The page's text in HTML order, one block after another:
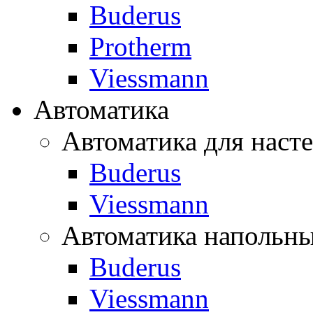
Buderus
Protherm
Viessmann
Автоматика
Автоматика для
Buderus
Viessmann
Автоматика
Buderus
Viessmann